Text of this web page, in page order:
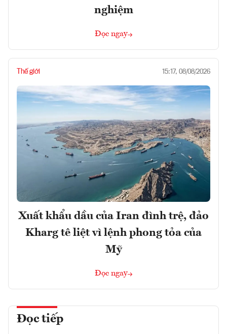
nghiệm
Đọc ngay
Thế giới 15:17, 08/08/2026
Xuất khẩu dầu của Iran đình trệ, đảo
Kharg tê liệt vì lệnh phong tỏa của
Mỹ
Đọc ngay
Đọc tiếp